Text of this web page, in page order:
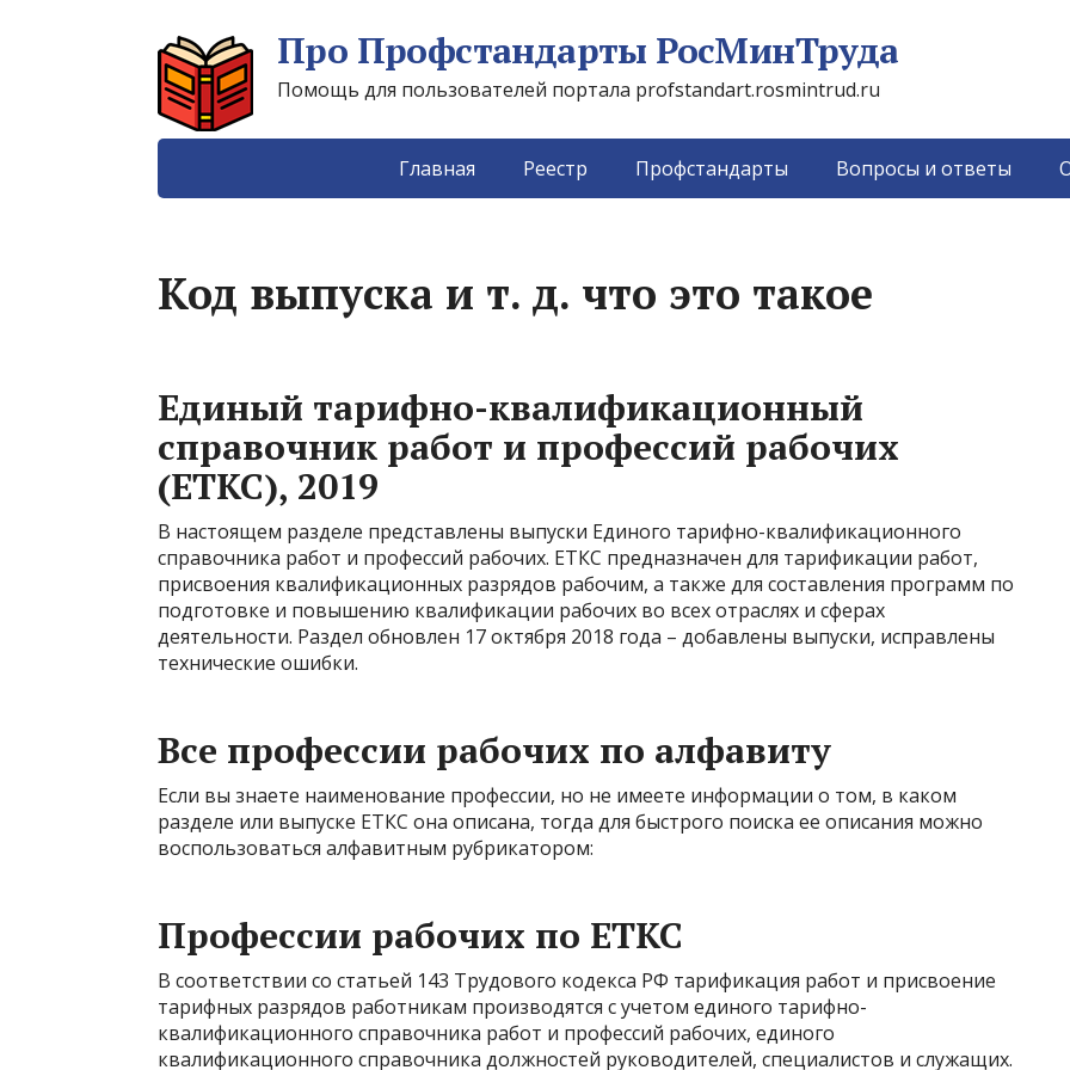
Про Профстандарты РосМинТруда
Помощь для пользователей портала profstandart.rosmintrud.ru
Главная Реестр Профстандарты Вопросы и ответы
Код выпуска и т. д. что это такое
Единый тарифно-квалификационный
справочник работ и профессий рабочих
(ЕТКС), 2019
В настоящем разделе представлены выпуски Единого тарифно-квалификационного
справочника работ и профессий рабочих. ЕТКС предназначен для тарификации работ,
присвоения квалификационных разрядов рабочим, а также для составления программ по
подготовке и повышению квалификации рабочих во всех отраслях и сферах
деятельности. Раздел обновлен 17 октября 2018 года – добавлены выпуски, исправлены
технические ошибки.
Все профессии рабочих по алфавиту
Если вы знаете наименование профессии, но не имеете информации о том, в каком
разделе или выпуске ЕТКС она описана, тогда для быстрого поиска ее описания можно
воспользоваться алфавитным рубрикатором:
Профессии рабочих по ЕТКС
В соответствии со статьей 143 Трудового кодекса РФ тарификация работ и присвоение
тарифных разрядов работникам производятся с учетом единого тарифно-
квалификационного справочника работ и профессий рабочих, единого
квалификационного справочника должностей руководителей, специалистов и служащих.